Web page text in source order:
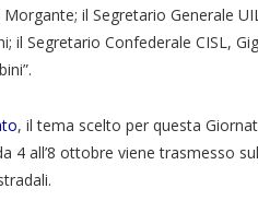
Morgante; il Segretario Generale
il Segretario Confederale CISL,
, il tema scelto per questa
4 all’8 ottobre viene trasmesso